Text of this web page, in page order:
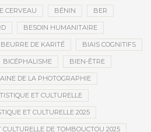
CERVEAU BÉNIN BER
BESOIN HUMANITAIRE
BEURRE DE KARITÉ BIAIS COGNITIFS
BICÉPHALISME BIEN-ÊTRE
DE LA PHOTOGRAPHIE
ET CULTURELLE
ET CULTURELLE 2025
DE TOMBOUCTOU 2025